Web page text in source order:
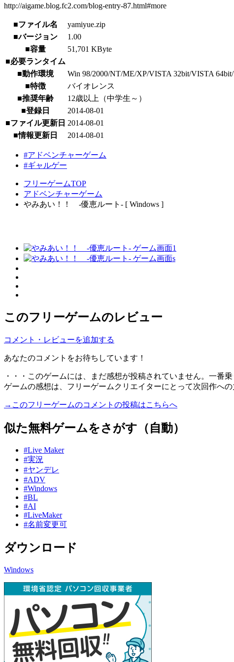
http://aigame.blog.fc2.com/blog-entry-87.html#more
■ファイル名
yamiyue.zip
■バージョン
1.00
■容量
51,701 KByte
■必要ランタイム
■動作環境
Win 98/2000/NT/ME/XP/VISTA 32bit/VISTA
■特徴
バイオレンス
■推奨年齢
12歳以上（中学生～）
■登録日
2014-08-01
■ファイル更新日 2014-08-01
■情報更新日
2014-08-01
#アドベンチャーゲーム
#ギャルゲー
フリーゲームTOP
アドベンチャーゲーム
やみあい！！ -優恵ルート- [ Windows ]
このフリーゲームのレビュー
コメント・レビューを追加する
あなたのコメントをお待ちしています！
・・・このゲームには、まだ感想が投稿されていません。一番
ゲームの感想は、フリーゲームクリエイターにとって次回作への
→このフリーゲームのコメントの投稿はこちらへ
似た無料ゲームをさがす（自動）
#Live Maker
#実況
#ヤンデレ
#ADV
#Windows
#BL
#AI
#LiveMaker
#名前変更可
ダウンロード
Windows